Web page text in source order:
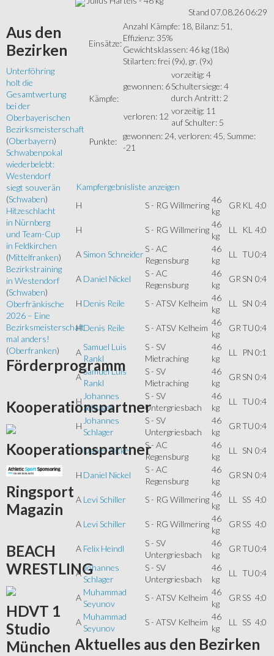
Stand 07.08.26 06:29
Einsätze:
Anzahl Kämpfe: 18, Bilanz: 51,
Effizienz: 35%
Gewichtsklassen: 46 kg (18x)
Stilarten: frei (9x), gr. (9x)
Kämpfe:
gewonnen: 6
vorzeitig: 4
Schultersiege: 4
durch Antritt: 2
verloren: 12
vorzeitig: 11
auf Schulter: 5
Punkte:
gewonnen: 24, verloren: 45, Summe:
-21
Kampfergebnisliste anzeigen
H
S - RG Willmering
46
kg
GR KL 4:0
H S - RG Willmering
46
kg
LL KL 4:0
ASimon Schneider
S - AC
Regensburg
46
kg
LL TU0:4
A Daniel Nickel
S - AC
Regensburg
46
kg
GR SN 0:4
H Denis Reile S - ATSV Kelheim
46
kg
LL SN 0:4
HDenis Reile S - ATSV Kelheim
46
kg
GRTU0:4
A
Samuel Luis
Rankl
S - SV
Mietraching
46
kg
LL PN 0:1
A
Samuel Luis
Rankl
S - SV
Mietraching
46
kg
GR SN 0:4
H
Johannes
Schlager
S - SV
Untergriesbach
46
kg
LL TU0:4
H
Johannes
Schlager
S - SV
Untergriesbach
46
kg
GRTU0:4
HDaniel Nickel
S - AC
Regensburg
46
kg
LL SN 0:4
H Daniel Nickel
S - AC
Regensburg
46
kg
GR SN 0:4
A Levi Schiller S - RG Willmering
46
kg
LL SS 4:0
A Levi Schiller S - RG Willmering
46
kg
GR SS 4:0
A Felix Heindl
S - SV
Untergriesbach
46
kg
GRTU0:4
A
Johannes
Schlager
S - SV
Untergriesbach
46
kg
LL TU0:4
A
Muhammad
Seyunov
S - ATSV Kelheim
46
kg
GR SS 4:0
A
Muhammad
Seyunov
S - ATSV Kelheim
46
kg
LL SS 4:0
Aktuelles aus den Bezirken
Aus den
Bezirken
Unterföhring
holt die
Gesamtwertung
bei der
Oberbayerischen
Bezirksmeisterschaft
(Oberbayern)
Schwabenpokal
wiederbelebt:
Westendorf
siegt souverän
(Schwaben)
Hitzeschlacht
in Nürnberg
und Team-Cup
in Feldkirchen
(Mittelfranken)
Bezirkstraining
in Westendorf
(Schwaben)
Oberfränkische
2026 – Eine
Bezirksmeisterschaft
mal anders!
(Oberfranken)
Förderprogramm
Kooperationspartner
Kooperationspartner
Ringsport
Magazin
BEACH
WRESTLING
HDVT 1
Studio
München